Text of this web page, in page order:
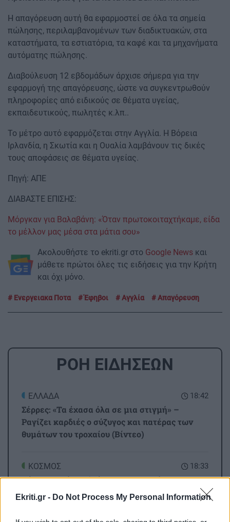
Ekriti.gr - Do Not Process My Personal Information
Η απαγόρευση αυτή θα εφαρμοστεί σε όλα τα σημεία
πώλησης, περιλαμβανομένων των διαδικτυακών, στα
καταστήματα, τα εστιατόρια, τα καφέ και τα μηχανήματα
αυτόματης πώλησης.
Διαβούλευση 12 εβδομάδων άρχισε σήμερα για την
εφαρμογή της απαγόρευσης, ώστε να συγκεντρωθούν
πληροφορίες από ειδικούς σε θέματα υγείας,
εκπαιδευτικούς, πωλητές κ.λπ..
Το μέτρο αυτό εφαρμόζεται στην Αγγλία. Η Βόρεια
Ιρλανδία, η Σκωτία και η Ουαλία λαμβάνουν τις δικές
τους αποφάσεις σε θέματα υγείας.
Πηγή: ΑΠΕ
ΔΙΑΒΑΣΤΕ ΕΠΙΣΗΣ:
Mόργκαν για Βαλαβάνη: «Όταν πρωτοκοιταχτήκαμε, είδα
το μέλλον μας μέσα στα μάτια σου»
Ακολουθήστε το ekriti.gr στο Google News και
μάθετε πρώτοι όλες τις ειδήσεις για την Κρήτη
και όχι μόνο.
Ενεργειακα Ποτα Έφηβοι Αγγλία Απαγόρευση
ΡΟΗ ΕΙΔΗΣΕΩΝ
18:42
ΕΛΛΑΔΑ
Σέρρες: «Τα έχασα όλα σε μια στιγμή» –
Ραγίζει καρδιές ο σύζυγος και πατέρας των
θυμάτων του τροχαίου (Βίντεο)
18:33
ΚΟΣΜΟΣ
Θέουτα: Αγώνας δρόμου η ταυτοποίηση των
μεταναστών - Σχέδια για ταφή των νεκρών και
μεταφορά των ανηλίκων